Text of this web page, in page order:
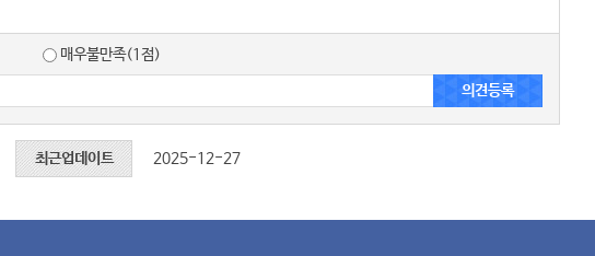
매우불만족(1점)
최근업데이트 2025-12-27